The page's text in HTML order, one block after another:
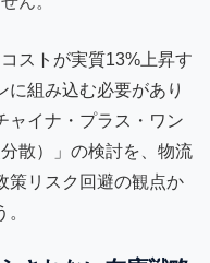
ストが実質13%上昇す
に組み込む必要があり
ャイナ・プラス・ワン
散）」の検討を、物流
策リスク回避の観点か